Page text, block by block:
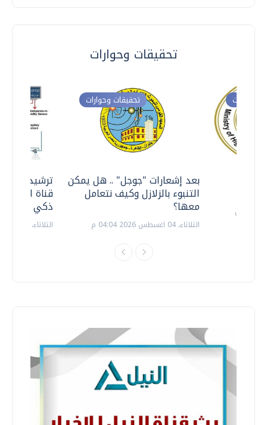
تحقيقات وحوارات
ترشيدا
قناة
ذكي
الثلاثاء، 14 يوليو 2026 06:11 م
تحقيقات وحوارات
بعد إشعارات "جوجل" .. هل يمكن
التنبوء بالزلازل وكيف نتعامل
معها؟
الثلاثاء، 04 اغسطس 2026 04:04 م
وحوارات